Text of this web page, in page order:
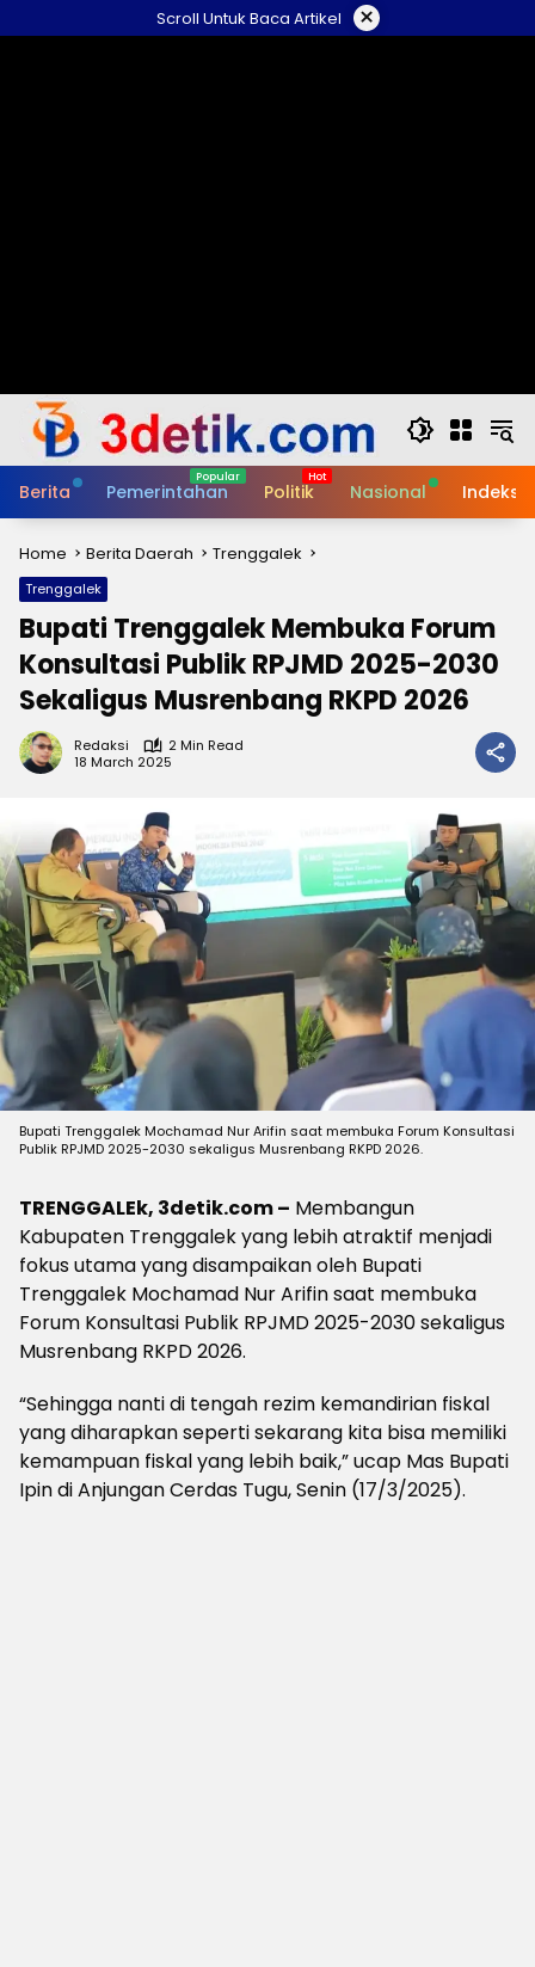
to
Scroll Untuk Baca Artikel ×
Berita Pemerintahan Politik Nasional Indeks
Home Berita Daerah Trenggalek
Trenggalek
Bupati Trenggalek Membuka Forum
Konsultasi Publik RPJMD 2025-2030
Sekaligus Musrenbang RKPD 2026
Redaksi
2 Min Read
18 March 2025
Bupati Trenggalek Mochamad Nur Arifin saat membuka Forum Konsultasi
Publik RPJMD 2025-2030 sekaligus Musrenbang RKPD 2026.
TRENGGALEk, 3detik.com – Membangun
Kabupaten Trenggalek yang lebih atraktif menjadi
fokus utama yang disampaikan oleh Bupati
Trenggalek Mochamad Nur Arifin saat membuka
Forum Konsultasi Publik RPJMD 2025-2030 sekaligus
Musrenbang RKPD 2026.
“Sehingga nanti di tengah rezim kemandirian fiskal
yang diharapkan seperti sekarang kita bisa memiliki
kemampuan fiskal yang lebih baik,” ucap Mas Bupati
Ipin di Anjungan Cerdas Tugu, Senin (17/3/2025).